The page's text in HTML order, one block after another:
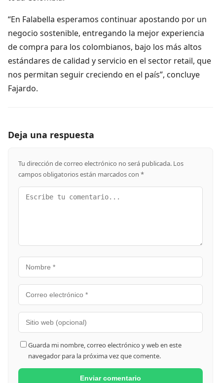
“En Falabella esperamos continuar apostando por un
negocio sostenible, entregando la mejor experiencia
de compra para los colombianos, bajo los más altos
estándares de calidad y servicio en el sector retail, que
nos permitan seguir creciendo en el país”, concluye
Fajardo.
Deja una respuesta
Tu dirección de correo electrónico no será publicada. Los
campos obligatorios están marcados con *
Guarda mi nombre, correo electrónico y web en este
navegador para la próxima vez que comente.